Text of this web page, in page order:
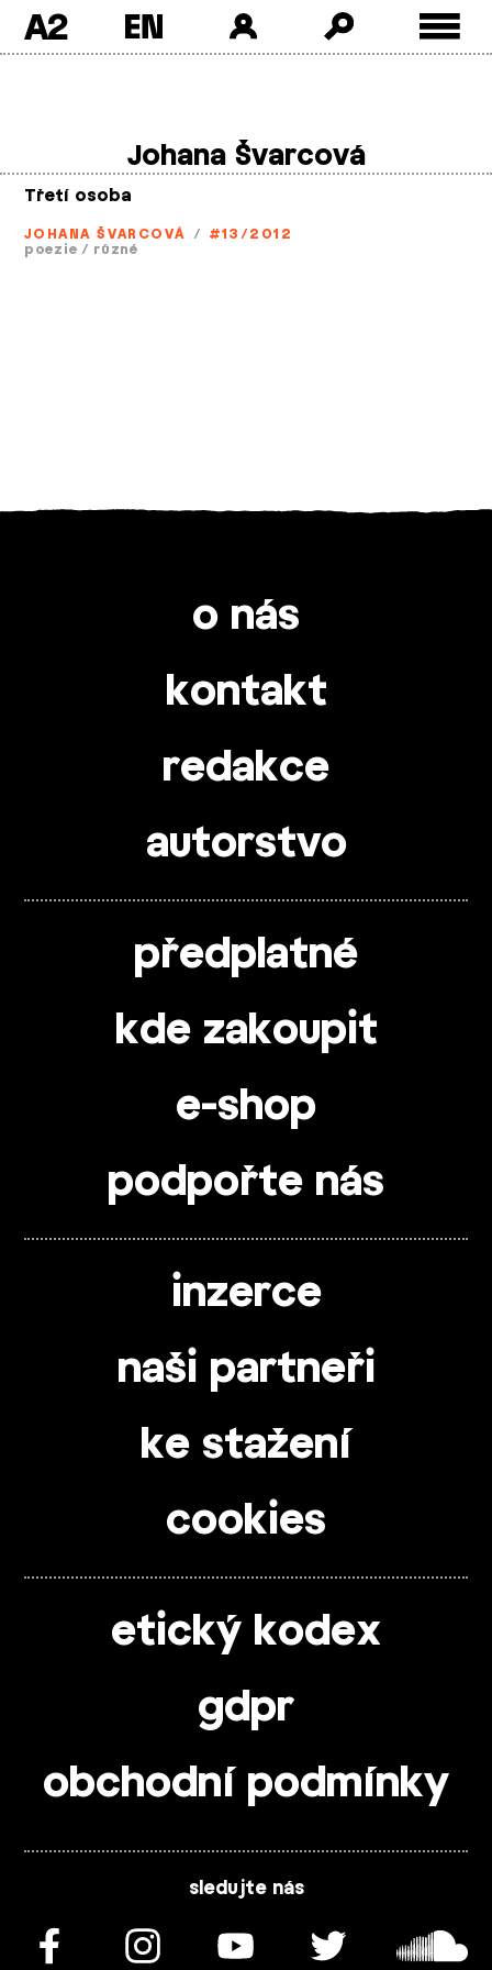
A2
Johana Švarcová
Třetí osoba
JOHANA ŠVARCOVÁ / #13/2012
poezie / různé
o nás
kontakt
redakce
autorstvo
předplatné
kde zakoupit
e-shop
podpořte nás
inzerce
naši partneři
ke stažení
cookies
etický kodex
gdpr
obchodní podmínky
sledujte nás